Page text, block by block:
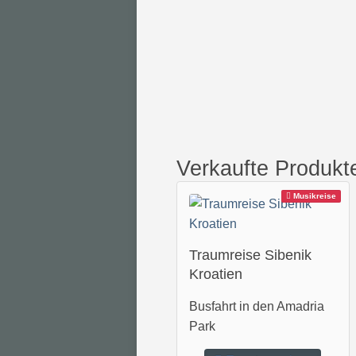
Verkaufte
Musikreise
Traumreise Sibenik
Kroatien
Busfahrt in den Amadria
Park